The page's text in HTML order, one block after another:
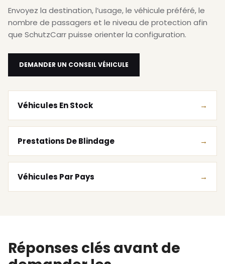
Envoyez la destination, l’usage, le véhicule préféré, le
nombre de passagers et le niveau de protection afin
que SchutzCarr puisse orienter la configuration.
DEMANDER UN CONSEIL VÉHICULE
Véhicules En Stock
Prestations De Blindage
Véhicules Par Pays
Réponses clés avant de